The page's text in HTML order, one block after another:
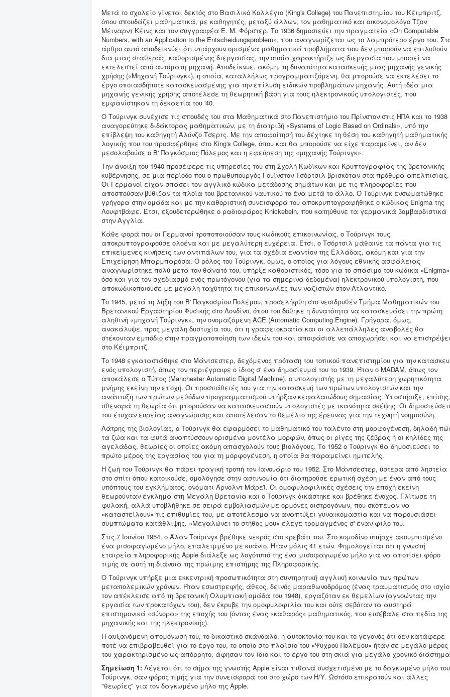
Μετά το σχολείο γίνεται δεκτός στο Βασιλικό Κολλέγιο (King's College) του Πανεπιστημίου του Κέιμπριτζ,
όπου σπουδάζει μαθηματικά, με καθηγητές, μεταξύ άλλων, τον μαθηματικό και οικονομολόγο Τζον
Μέιναρντ Κέινς και τον συγγραφέα Ε. Μ. Φόρστερ. Το 1936 δημοσιεύει την πραγματεία «On Computable
Numbers, with an Application to the Entscheidungsproblem», που αναγνωρίζεται ως το λαμπρότερο έργο του.
άρθρο αυτό αποδεικνύει ότι υπάρχουν ορισμένα μαθηματικά προβλήματα που δεν μπορούν να επιλυθούν
δια μιας σταθεράς, καθορισμένης διεργασίας, την οποία χαρακτήριζε ως διεργασία που μπορεί να
εκτελεστεί από αυτόματη μηχανή. Αποδείκνυε, ακόμη, τη δυνατότητα κατασκευής μιας μηχανής γενικής
χρήσης («Μηχανή Τούρινγκ»), η οποία, καταλλήλως προγραμματιζόμενη, θα μπορούσε να εκτελέσει το
έργο οποιασδήποτε κατασκευασμένης για την επίλυση ειδικών προβλημάτων μηχανής. Αυτή ιδέα μια
μηχανής γενικής χρήσης αποτέλεσε τη θεωρητική βάση για τους ηλεκτρονικούς υπολογιστές, που
εμφανίστηκαν τη δεκαετία του '40.
Ο Τούρινγκ συνέχισε τις σπουδές του στα Μαθηματικά στο Πανεπιστήμιο του Πρίνστον στις ΗΠΑ και το 1938
αναγορεύτηκε διδάκτορας μαθηματικών, με τη διατριβή «Systems of Logic Based on Ordinals», υπό την
επίβλεψη του καθηγητή Αλόνζο Τσερτς. Με την αποφοίτησή του δέχτηκε τη θέση του καθηγητή μαθηματικής
λογικής που του προσφέρθηκε στο King's College, όπου και θα μπορούσε να είχε παραμείνει, αν δεν
μεσολαβούσε ο Β' Παγκόσμιος Πόλεμος και η εφεύρεση της «μηχανής Τούρινγκ».
Την άνοιξη του 1940 προσέφερε τις υπηρεσίες του στη Σχολή Κωδίκων και Κρυπτογραφίας της βρετανικής
κυβέρνησης, σε μια περίοδο που ο πρωθυπουργός Γουίνστον Τσόρτσιλ βρισκόταν στα πρόθυρα απελπισίας.
Οι Γερμανοί είχαν σπάσει τον αγγλικό κώδικα μετάδοσης σημάτων και με τις πληροφορίες που
αποσπούσαν βύθιζαν τα πλοία του βρετανικού ναυτικού το ένα μετά το άλλο. Ο Τούρινγκ ενσωματώθηκε
γρήγορα στην ομάδα και με την καθοριστική συνεισφορά του αποκρυπτογραφήθηκε ο κώδικας Enigma της
Λουφτβάφε. Έτσι, εξουδετερώθηκε ο ραδιοφάρος Knickebein, που κατηύθυνε τα γερμανικά βομβαρδιστικά
στην Αγγλία.
Κάθε φορά που οι Γερμανοί τροποποιούσαν τους κωδικούς επικοινωνίας, ο Τούρινγκ τους
αποκρυπτογραφούσε ολοένα και με μεγαλύτερη ευχέρεια. Έτσι, ο Τσόρτσιλ μάθαινε τα πάντα για τις
επικείμενες κινήσεις των αντιπάλων του, για τα σχέδια εναντίον της Ελλάδας, ακόμη και για την
Επιχείρηση Μπαρμπαρόσα. Ο ρόλος του Τούρινγκ, όμως, ο οποίος για λόγους εθνικής ασφάλειας
αναγνωρίστηκε πολύ μετά τον θάνατό του, υπήρξε καθοριστικός, τόσο για το σπάσιμο του κώδικα
όσο και για τον σχεδιασμό ενός πρωτόγονου (για τα σημερινά δεδομένα) ηλεκτρονικού υπολογιστή, που
αποκωδικοποιούσε με μεγάλη ταχύτητα τις επικοινωνίες των ναζιστών στον Ατλαντικό.
Το 1945, μετά τη λήξη του Β' Παγκοσμίου Πολέμου, προσελήφθη στο νεοϊδρυθέν Τμήμα Μαθηματικών του
Βρετανικού Εργαστηρίου Φυσικής στο Λονδίνο, όπου του δόθηκε η δυνατότητα να κατασκευάσει την πρώτη
αληθινή «μηχανή Τούρινγκ», την ονομαζόμενη ACE (Automatic Computing Engine). Γρήγορα, όμως,
ανακάλυψε, προς μεγάλη δυστυχία του, ότι η γραφειοκρατία και οι αλλεπάλληλες αναβολές θα
στέκονταν εμπόδιο στην πραγματοποίηση των ιδεών του και αποφάσισε να αποχωρήσει και να
στο Κέιμπριτζ.
Το 1948 εγκαταστάθηκε στο Μάντσεστερ, δεχόμενος πρόταση του τοπικού πανεπιστημίου για την
ενός υπολογιστή, όπως τον περιέγραφε ο ίδιος σ' ένα δημοσίευμά του το 1939. Ήταν ο MADAM, όπως τον
αποκάλεσε ο Τύπος (Manchester Automatic Digital Machine), ο υπολογιστής με τη μεγαλύτερη χωρητικότητα
μνήμης εκείνη την εποχή. Οι προσπάθειές του για την κατασκευή των πρώτων υπολογιστών και την
ανάπτυξη των πρώτων μεθόδων προγραμματισμού υπήρξαν κεφαλαιώδους σημασίας. Υποστήριξε, επίσης,
σθεναρά τη θεωρία ότι μπορούσαν να κατασκευαστούν υπολογιστές με ικανότητα σκέψης. Οι
του έτυχαν ευρείας αναγνώρισης και αποτέλεσαν το θεμέλιο της έρευνας για την τεχνητή νοημοσύνη.
Λάτρης της βιολογίας, ο Τούρινγκ θα εφαρμόσει το μαθηματικό του ταλέντο στη μορφογένεση, δηλαδή
τα ζώα και τα φυτά αναπτύσσουν ορισμένα μοντέλα μορφών, όπως οι ρίγες της ζέβρας ή οι κηλίδες της
αγελάδας, θεωρίες οι οποίες ακόμη απασχολούν τους βιολόγους. Το 1952 ο Τούρινγκ θα δημοσιεύσει το
πρώτο μέρος της εργασίας του για τη μορφογένεση, η οποία θα παραμείνει ημιτελής.
Η ζωή του Τούρινγκ θα πάρει τραγική τροπή τον Ιανουάριο του 1952. Στο Μάντσεστερ, ύστερα από ληστεία
στο σπίτι όπου κατοικούσε, ομολόγησε στην αστυνομία ότι διατηρούσε ερωτική σχέση με έναν από τους
υπόπτους του εγκλήματος, ονόματι Άρνολντ Μάρεϊ. Οι ομοφυλοφιλικές σχέσεις την εποχή εκείνη
θεωρούνταν έγκλημα στη Μεγάλη Βρετανία και ο Τούρινγκ δικάστηκε και βρέθηκε ένοχος. Γλίτωσε τη
φυλακή, αλλά υποβλήθηκε σε σειρά εμβολιασμών με ορμόνες οιστρογόνων, που σκόπευαν να
«καταστείλουν» τις επιθυμίες του, με αποτέλεσμα να αναπτύξει γυναικομαστία και να παρουσιάσει
συμπτώματα κατάθλιψης. «Μεγαλώνει το στήθος μου» έλεγε τρομαγμένος σ' έναν φίλο του.
Στις 7 Ιουνίου 1954, ο Άλαν Τούρινγκ βρέθηκε νεκρός στο κρεβάτι του. Στο κομοδίνο υπήρχε ακουμπισμένο
ένα μισοφαγωμένο μήλο, επαλειμμένο με κυάνιο. Ήταν μόλις 41 ετών. Φημολογείται ότι η γνωστή
εταιρεία πληροφορικής Apple διάλεξε ως λογότυπό της ένα μισοφαγωμένο μήλο για να αποτίσει φόρο
τιμής σε αυτή τη διάνοια της πρώιμης επιστήμης της Πληροφορικής.
Ο Τούρινγκ υπήρξε μια εκκεντρική προσωπικότητα στη συντηρητική αγγλική κοινωνία των πρώτων
μεταπολεμικών χρόνων. Ήταν εσωστρεφής, άθεος, δεινός μαραθωνοδρόμος (ένας τραυματισμός στο ισχίο
τον απέκλεισε από τη βρετανική Ολυμπιακή ομάδα του 1948), εργαζόταν εκ θεμελίων (αγνοώντας την
εργασία των προκατόχων του), δεν έκρυβε την ομοφυλοφιλία του και ούτε σεβόταν τα αυστηρά
επιστημονικά «σύνορα» της εποχής του (όντας ένας «καθαρός» μαθηματικός, που εισέβαλε στα πεδία της
μηχανικής και της ηλεκτρονικής).
Η αυξανόμενη απομόνωσή του, το δικαστικό σκάνδαλο, η αυτοκτονία του και το γεγονός ότι δεν κατάφερε
ποτέ να επιβραβευθεί για το έργο του, το οποίο στο πλαίσιο του «Ψυχρού Πολέμου» ήταν σε μεγάλο μέρος
του χαρακτηρισμένο ως απόρρητο, άφησαν τον ίδιο και το έργο του στη σκιά για μεγάλο χρονικό
Σημείωση 1: Λέγεται ότι το σήμα της γνωστής Apple είναι πιθανά συσχετισμένο με το δαγκωμένο μήλο του
Τούρινγκ, σαν φόρος τιμής για την συνεισφορά του στο χώρο των Η/Υ. Ωστόσο επικρατούν και άλλες
"θεωρίες" για τον δαγκωμένο μήλο της Apple.